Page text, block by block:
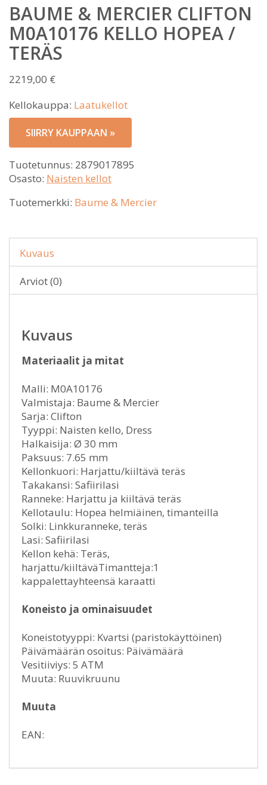
BAUME & MERCIER CLIFTON
M0A10176 KELLO HOPEA /
TERÄS
2219,00 €
Kellokauppa: Laatukellot
SIIRRY KAUPPAAN »
Tuotetunnus: 2879017895
Osasto: Naisten kellot
Tuotemerkki: Baume & Mercier
Kuvaus
Arviot (0)
Kuvaus
Materiaalit ja mitat
Malli: M0A10176
Valmistaja: Baume & Mercier
Sarja: Clifton
Tyyppi: Naisten kello, Dress
Halkaisija: Ø 30 mm
Paksuus: 7.65 mm
Kellonkuori: Harjattu/kiiltävä teräs
Takakansi: Safiirilasi
Ranneke: Harjattu ja kiiltävä teräs
Kellotaulu: Hopea helmiäinen, timanteilla
Solki: Linkkuranneke, teräs
Lasi: Safiirilasi
Kellon kehä: Teräs,
harjattu/kiiltäväTimantteja:1
kappalettayhteensä karaatti
Koneisto ja ominaisuudet
Koneistotyyppi: Kvartsi (paristokäyttöinen)
Päivämäärän osoitus: Päivämäärä
Vesitiiviys: 5 ATM
Muuta: Ruuvikruunu
Muuta
EAN: